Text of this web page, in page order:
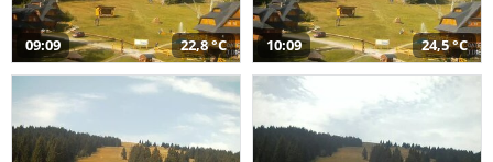
09:09 22,8 °C 10:09 24,5 °C